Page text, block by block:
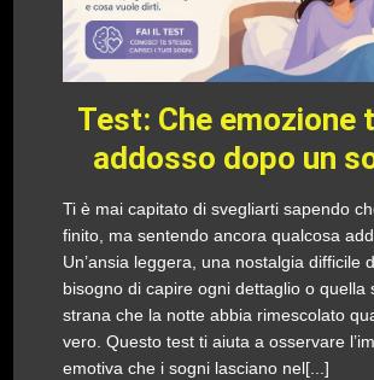
Test: Che emozione
addosso dopo un
Ti è mai capitato di svegliarti sapendo
finito, ma sentendo ancora qualcosa
Un’ansia leggera, una nostalgia difficile
bisogno di capire ogni dettaglio o quella
strana che la notte abbia rimescolato
vero. Questo test ti aiuta a osservare
emotiva che i sogni lasciano nel[...]